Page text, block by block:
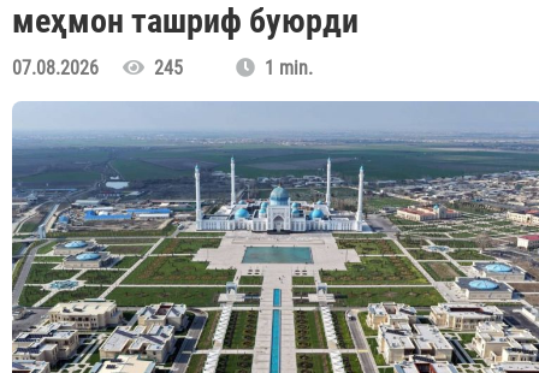
меҳмон ташриф буюрди
07.08.2026 245 1 min.